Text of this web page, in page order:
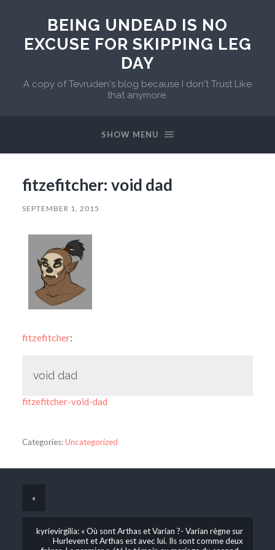
BEING UNDEAD IS NO
EXCUSE FOR SKIPPING LEG
DAY
A copy of Tevruden's blog because I don't Trust Like
that anymore.
SHOW MENU
fitzefitcher: void dad
SEPTEMBER 1, 2015
fitzefitcher:
void dad
fitzefitcher-void-dad
Categories:Uncategorized
«
kyrievirgilia: « Où sont Arthas et Varian ?- Varian règne sur
Hurlevent et Arthas est avec lui. Ils sont comme deux